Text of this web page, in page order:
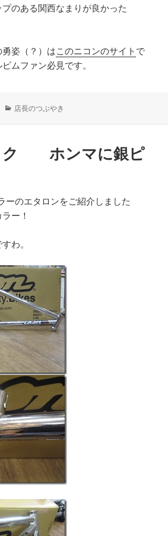
のある関西なまりが良かった
姿（？）はこのニコンのサイト で
ムファン必見です。
カ
ー
店長のつぶやき
ク ホンマに銀ピ
ーのエタロンをご紹介しました
ー！
わ。